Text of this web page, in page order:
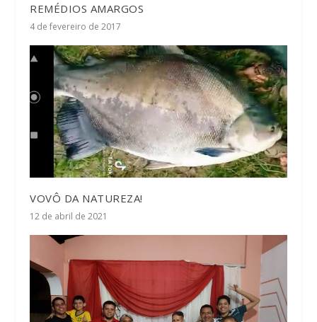
REMÉDIOS AMARGOS
4 de fevereiro de 2017
VOVÔ DA NATUREZA!
12 de abril de 2021